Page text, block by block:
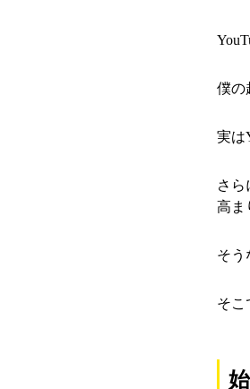
僕の
実は
さら
高ま
そう
そこ